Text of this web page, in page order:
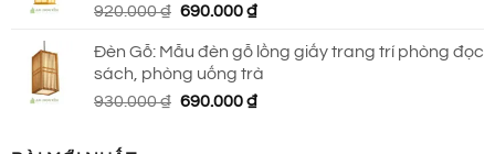
590.000 ₫.
920.000₫ Giá
là:
920.000 ₫.
690.000₫Giá
tại
là:
690.000 ₫.
Đèn Gỗ: Mẫu đèn gỗ lồng giấy trang trí phòng đọc
sách, phòng uống trà
930.000₫ Giá
690.000₫Giá